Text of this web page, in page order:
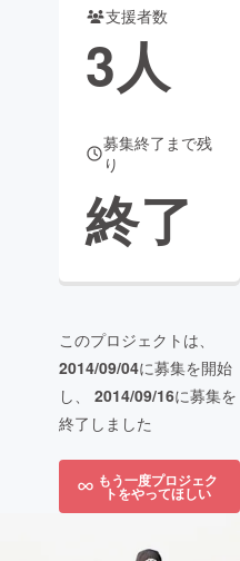
コミュニティ
支援者数
3人
募集終了まで残
り
終了
このプロジェクトは、
2014/09/04に募集を開始
し、 2014/09/16に募集を
終了しました
もう一度プロジェク
トをやってほしい